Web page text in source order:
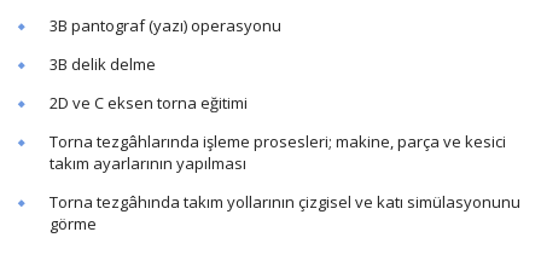
3B pantograf (yazı) operasyonu
3B delik delme
2D ve C eksen torna eğitimi
Torna tezgâhlarında işleme prosesleri; makine, parça ve kesici
takım ayarlarının yapılması
Torna tezgâhında takım yollarının çizgisel ve katı simülasyonunu
görme